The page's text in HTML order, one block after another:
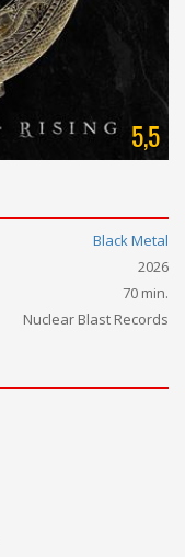
5,5
Black Metal
2026
70 min.
Nuclear Blast Records